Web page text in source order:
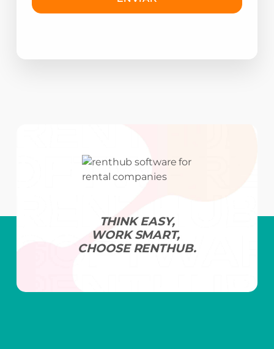
THINK EASY,
WORK SMART,
CHOOSE RENTHUB.